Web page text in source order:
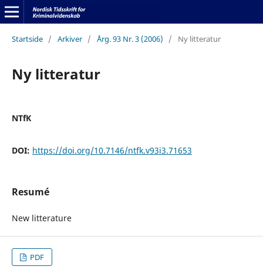
Startside / Arkiver / Årg. 93 Nr. 3 (2006) / Ny litteratur
Ny litteratur
NTfK
DOI: https://doi.org/10.7146/ntfk.v93i3.71653
Resumé
New litterature
PDF